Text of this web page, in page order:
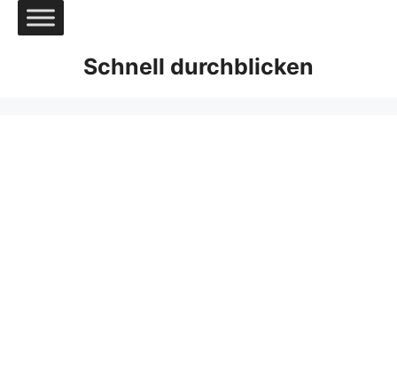
Zum
Inhalt
Schnell durchblicken